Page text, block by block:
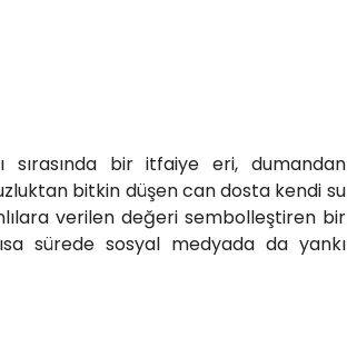
sırasında bir itfaiye eri, dumandan
bitkin düşen can dosta kendi su
verilen değeri sembolleştiren bir
sürede sosyal medyada da yankı